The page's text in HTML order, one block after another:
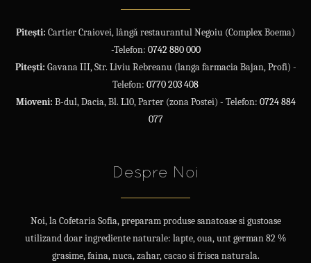
Pitești: Cartier Craiovei, lângă restaurantul Negoiu (Complex Boema)
-Telefon: 0742 880 000
Pitești: Gavana III, Str. Liviu Rebreanu (langa farmacia Bajan, Profi) -
Telefon: 0770 203 408
Mioveni: B-dul, Dacia, Bl. L10, Parter (zona Postei) - Telefon: 0724 884
077
Despre Noi
Noi, la Cofetaria Sofia, preparam produse sanatoase si gustoase
utilizand doar ingrediente naturale: lapte, oua, unt german 82 %
grasime, faina, nuca, zahar, cacao si frisca naturala.